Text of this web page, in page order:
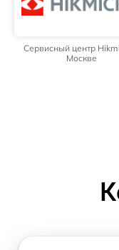
Сервисный центр
Москве